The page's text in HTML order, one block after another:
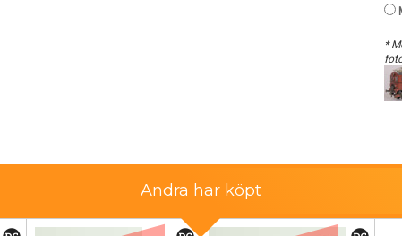
*
Andra har köpt